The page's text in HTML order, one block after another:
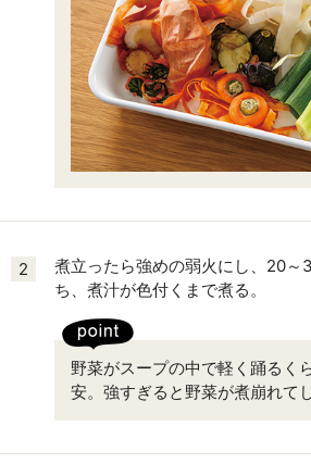
2
煮立ったら強めの弱火にし、20～
ち、煮汁が色付くまで煮る。
野菜がスープの中で軽く踊るく
安。強すぎると野菜が煮崩れて